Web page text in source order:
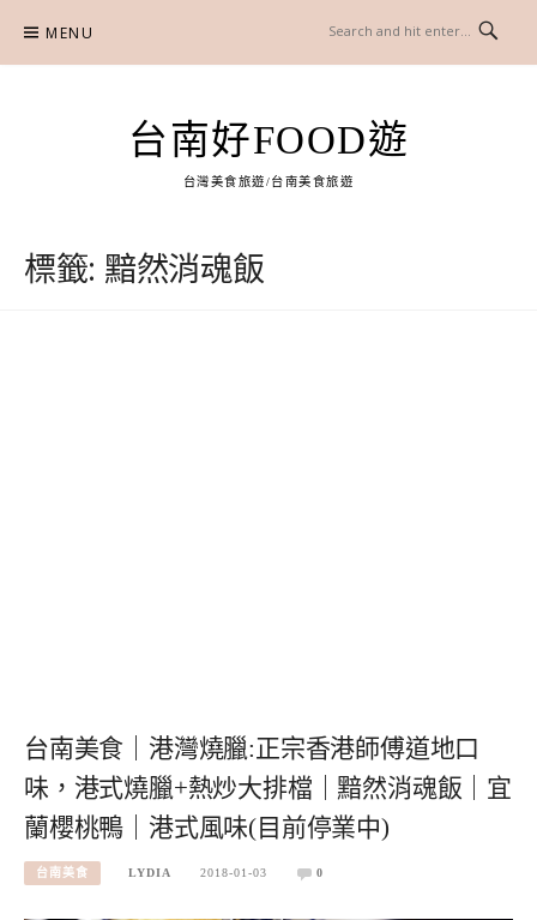
content
MENU
台南好FOOD遊
台灣美食旅遊/台南美食旅遊
標籤: 黯然消魂飯
台南美食｜港灣燒臘:正宗香港師傅道地口
味，港式燒臘+熱炒大排檔｜黯然消魂飯｜宜
蘭櫻桃鴨｜港式風味(目前停業中)
台南美食 LYDIA 2018-01-03 0